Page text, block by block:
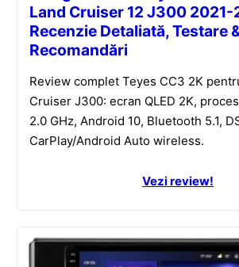
Land Cruiser 12 J300
Recenzie Detaliată, Testare
Recomandări
Review complet Teyes CC3 2K
Cruiser J300: ecran QLED 2K,
2.0 GHz, Android 10, Bluetooth 5.1,
CarPlay/Android Auto wireless.
Vezi review!